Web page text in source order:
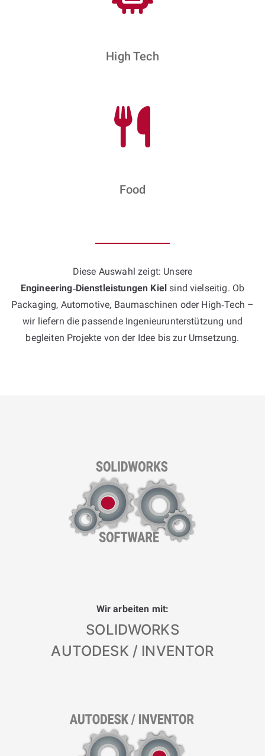
High Tech
Food
Diese Auswahl zeigt: Unsere
Engineering‑Dienstleistungen Kiel sind vielseitig. Ob
Packaging, Automotive, Baumaschinen oder High‑Tech –
wir liefern die passende Ingenieur­unterstützung und
begleiten Projekte von der Idee bis zur Umsetzung.
Wir arbeiten mit:
SOLIDWORKS
AUTODESK / INVENTOR